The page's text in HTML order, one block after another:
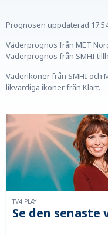
Prognosen uppdaterad
Väderprognos från MET
Väderprognos från SMHI
Väderikoner från SMHI och
likvärdiga ikoner från Klart.
Se den senaste
TV4 PLAY